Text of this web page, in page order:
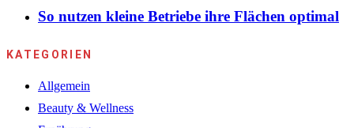
So nutzen kleine Betriebe ihre Flächen optimal
KATEGORIEN
Allgemein
Beauty & Wellness